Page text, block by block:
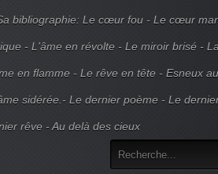
bibliographie: Le cœur fou - Le cœur
- L'âme en révolte - Le miroir brisé -
en flamme - Le rêve en tête - Esneux
sidérée.- Le dernier poème - Le
rêve - Au delà des cieux